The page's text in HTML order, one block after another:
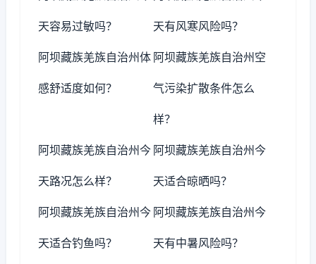
天容易过敏吗？ 天有风寒风险吗？
阿坝藏族羌族自治州体
感舒适度如何？
阿坝藏族羌族自治州空
气污染扩散条件怎么
样？
阿坝藏族羌族自治州今
天路况怎么样？
阿坝藏族羌族自治州今
天适合晾晒吗？
阿坝藏族羌族自治州今
天适合钓鱼吗？
阿坝藏族羌族自治州今
天有中暑风险吗？